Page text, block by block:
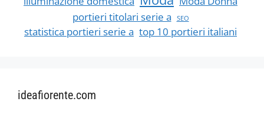
portieri titolari serie a
SEO
statistica portieri serie a top 10 portieri italiani
ideafiorente.com